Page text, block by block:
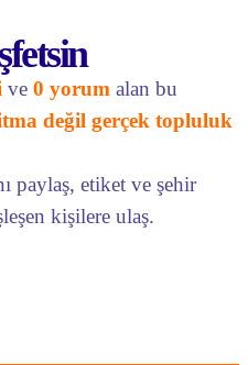
ve 0 yorum alan bu
değil gerçek topluluk
paylaş, etiket ve şehir
kişilere ulaş.